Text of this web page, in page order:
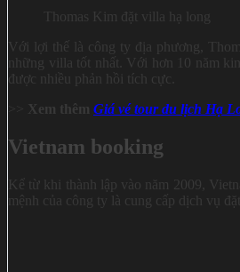
Thomas Kim đặt villa hạ long
Với lợi thế là công ty địa phương,
những villa tốt nhất. Với hơn 10 năm
được nhiều phản hồi tích cực.
Xem thêm Giá vé tour du lịch Hạ
Vietnam booking
Kể từ khi thành lập vào năm 2009,
mệnh của công ty là cung cấp dịch vụ